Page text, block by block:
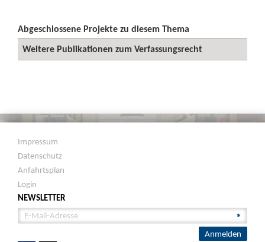
Abgeschlossene Projekte zu diesem Thema
Weitere Publikationen zum Verfassungsrecht
Impressum
Datenschutz
Anfahrtsplan
Login
NEWSLETTER